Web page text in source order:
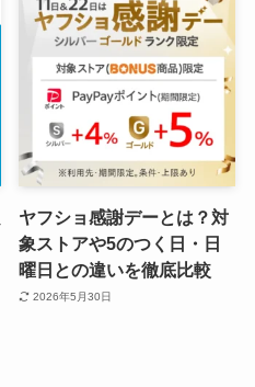
ヤフショ感謝デーとは？対
象ストアや5のつく日・日
曜日との違いを徹底比較
2026年5月30日